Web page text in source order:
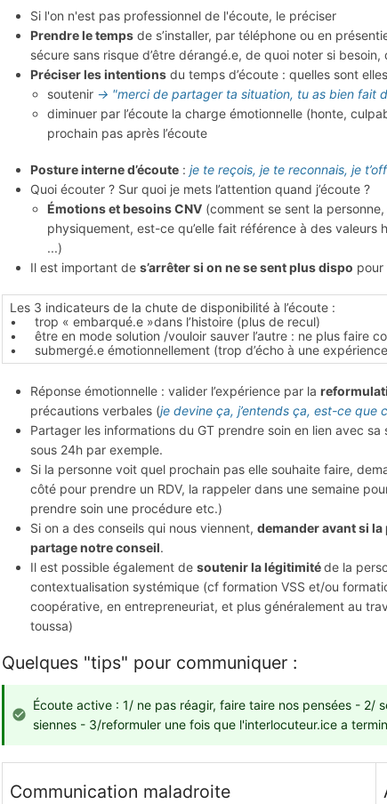
Si l'on n'est pas professionnel de l'écoute, le préciser
Prendre le temps de s’installer, par téléphone ou en
sécure sans risque d’être dérangé.e, de quoi noter si
Préciser les intentions du temps d’écoute : quelles sont
soutenir → "merci de partager ta situation, tu as bien fait
diminuer par l’écoute la charge émotionnelle (honte,
prochain pas après l’écoute
Posture interne d’écoute : je te reçois, je te reconnais, je
Quoi écouter ? Sur quoi je mets l’attention quand j’écoute ?
Émotions et besoins CNV (comment se sent la
physiquement, est-ce qu’elle fait référence à des
...)
Il est important de s’arrêter si on ne se sent plus dispo pour
Les 3 indicateurs de la chute de disponibilité à l’écoute :
• trop « embarqué.e »dans l’histoire (plus de recul)
• être en mode solution /vouloir sauver l’autre : ne plus faire
• submergé.e émotionnellement (trop d’écho à une
Réponse émotionnelle : valider l’expérience par la
précautions verbales (je devine ça, j’entends ça, est-ce que
Partager les informations du GT prendre soin en lien avec
sous 24h par exemple.
Si la personne voit quel prochain pas elle souhaite faire,
côté pour prendre un RDV, la rappeler dans une semaine
prendre soin une procédure etc.)
Si on a des conseils qui nous viennent, demander avant si la
partage notre conseil.
Il est possible également de soutenir la légitimitéde la
contextualisation systémique (cf formation VSS et/ou
coopérative, en entrepreneuriat, et plus généralement au
toussa)
Quelques "tips" pour communiquer :
Écoute active : 1/ ne pas réagir, faire taire nos pensées - 2/
siennes - 3/reformuler une fois que l'interlocuteur.ice a
Communication maladroite